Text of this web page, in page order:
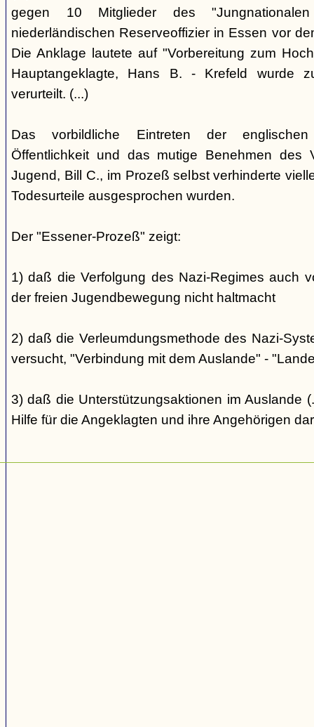
gegen 10 Mitglieder des
niederländischen Reserveoffizier in Essen vor
Die Anklage lautete auf "Vorbereitung zum
Hauptangeklagte, Hans B. - Krefeld wurde
verurteilt. (...)
Das vorbildliche Eintreten der
Öffentlichkeit und das mutige Benehmen des
Jugend, Bill C., im Prozeß selbst verhinderte
Todesurteile ausgesprochen wurden.
Der "Essener-Prozeß" zeigt:
1) daß die Verfolgung des Nazi-Regimes auch
der freien Jugendbewegung nicht haltmacht
2) daß die Verleumdungsmethode des Nazi-
versucht, "Verbindung mit dem Auslande" -
3) daß die Unterstützungsaktionen im Auslande
Hilfe für die Angeklagten und ihre Angehörigen